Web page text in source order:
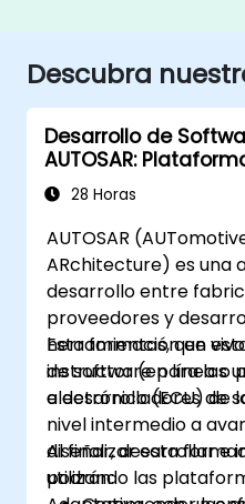
Descubra
Desarrollo de
AUTOSAR:
Adaptativa
28 Horas
AUTOSAR
ARchitecture) es una
desarrollo entre
proveedores y
herramientas, que
de software para las
electrónico (ECU) de
Esta formación en
instructor (en línea o
a desarrolladores de
nivel intermedio a
diseñar, desarrollar e
utilizando las
Al finalizar esta
podrán: